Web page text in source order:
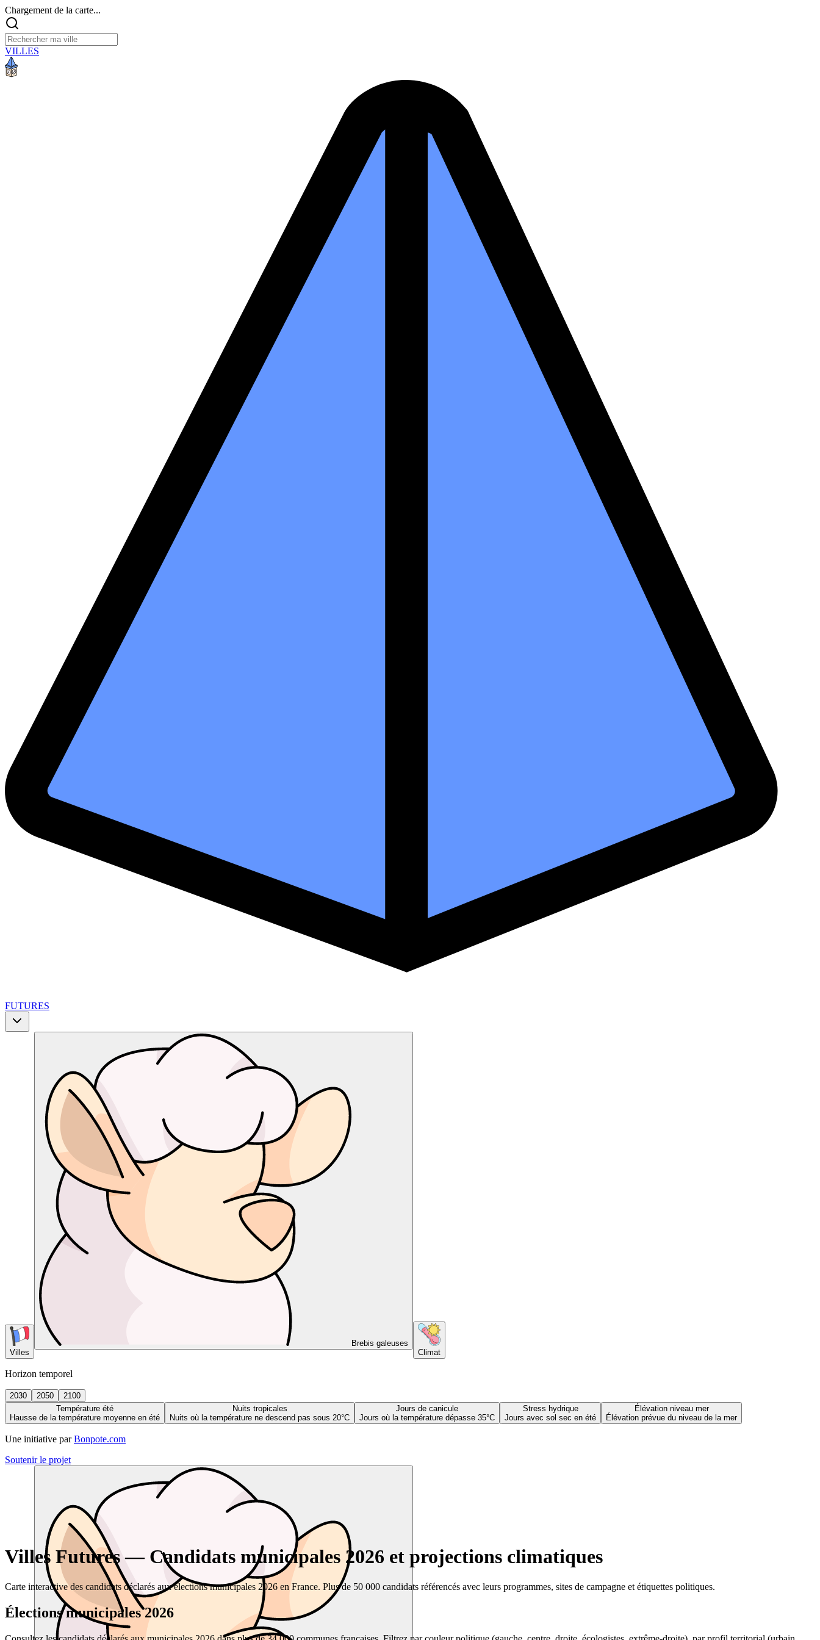
Chargement de la carte...
VILLES
FUTURES
Villes
Brebis galeuses
Climat
Horizon temporel
2030 2050
2100
Température été
Hausse de la température moyenne en été
Nuits tropicales
Nuits où la température ne descend pas sous 20°C
Jours de canicule
Jours où la température dépasse 35°C
Stress hydrique
Jours avec sol sec en été
Élévation niveau mer
Élévation prévue du niveau de la mer
Une initiative par Bonpote.com
Soutenir le projet
Villes Futures — Candidats municipales 2026 et projections climatiques
Carte interactive des candidats déclarés aux élections municipales 2026 en France. Plus de 50 000 candidats référencés avec leurs programmes, sites de campagne et étiquettes politiques.
Élections municipales 2026